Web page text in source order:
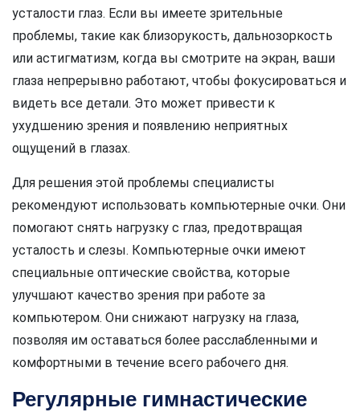
усталости глаз. Если вы имеете зрительные
проблемы, такие как близорукость, дальнозоркость
или астигматизм, когда вы смотрите на экран, ваши
глаза непрерывно работают, чтобы фокусироваться и
видеть все детали. Это может привести к
ухудшению зрения и появлению неприятных
ощущений в глазах.
Для решения этой проблемы специалисты
рекомендуют использовать компьютерные очки. Они
помогают снять нагрузку с глаз, предотвращая
усталость и слезы. Компьютерные очки имеют
специальные оптические свойства, которые
улучшают качество зрения при работе за
компьютером. Они снижают нагрузку на глаза,
позволяя им оставаться более расслабленными и
комфортными в течение всего рабочего дня.
Регулярные гимнастические